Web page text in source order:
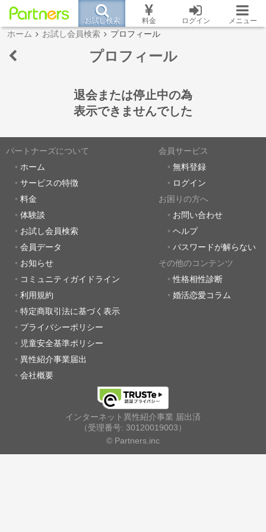
お試し検索 料金 ログイン メニュー
ホーム お試し会員検索 プロフィール
プロフィール
退会または停止中の為
表示できませんでした
パートナーズについて
ホーム
サービスの特徴
料金
体験談
お試し会員検索
会員データ
お知らせ
コミュニティガイドライン
利用規約
特定商取引法に基づく表示
プライバシーポリシー
児童安全基準ポリシー
異性紹介事業届出
会社概要
会員サービス
無料登録
ログイン
お困りの方へ
お問い合わせ
ヘルプ
パスワードが解らない
その他のコンテンツ
性格相性診断
婚活恋愛コラム
インターネット異性紹介事業 届出済
（受理番号: 30120019003）
© Partners.inc